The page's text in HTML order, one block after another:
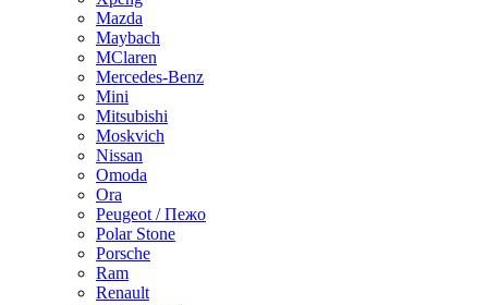
Mazda
Maybach
MClaren
Mercedes-Benz
Mini
Mitsubishi
Moskvich
Nissan
Omoda
Ora
Peugeot / Пежо
Polar Stone
Porsche
Ram
Renault